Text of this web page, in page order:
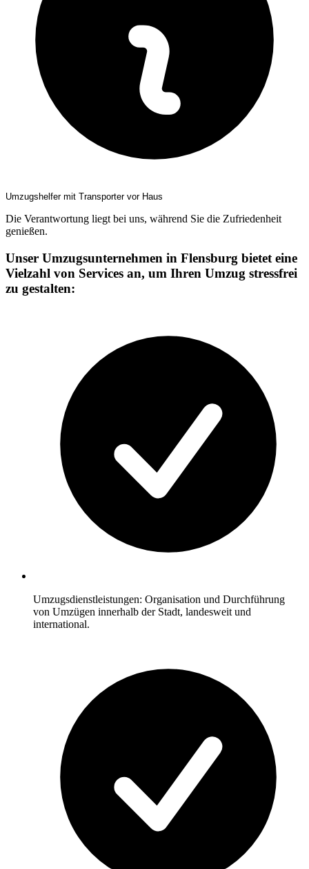
Umzugshelfer mit Transporter vor Haus
Die Verantwortung liegt bei uns, während Sie die Zufriedenheit
genießen.
Unser Umzugsunternehmen in Flensburg bietet eine
Vielzahl von Services an, um Ihren Umzug stressfrei
zu gestalten:
Umzugsdienstleistungen: Organisation und Durchführung
von Umzügen innerhalb der Stadt, landesweit und
international.